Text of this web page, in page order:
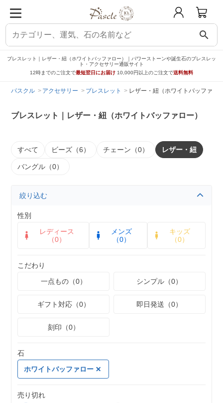
search
ブレスレット｜レザー・紐（ホワイトバッファロー）｜パワーストーンや誕生石のブレスレッ
ト・アクセサリー通販サイト
12時までのご注文で最短翌日にお届け 10,000円以上のご注文で送料無料
パスクル アクセサリー ブレスレット レザー・紐（ホワイトバッファロ
ブレスレット｜レザー・紐（ホワイトバッファロー）
すべて ビーズ（6） チェーン（0） レザー・紐
バングル（0）
絞り込む
性別
レディース
（0）
メンズ
（0）
キッズ
（0）
こだわり
一点もの（0）
シンプル（0）
ギフト対応（0） 即日発送（0）
刻印（0）
石
ホワイトバッファロー
売り切れ